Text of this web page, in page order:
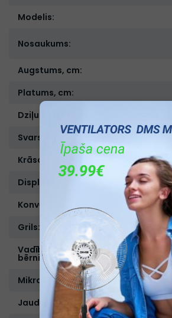
Modelis:
Nosaukums:
Augstums, cm:
Platums, cm:
Dziļums, cm:
Svars, kg:
Krāsa:
Displejs:
Konvekcija:
Grils:
Vadības bloķēšana "aizsardzība no
bērniem":
Mikroviļņu krāsns tips:
Jauda, W: